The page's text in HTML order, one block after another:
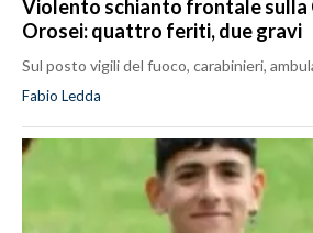
Violento schianto frontale sulla
Orosei: quattro feriti, due gravi
Sul posto vigili del fuoco, carabinieri,
Fabio Ledda